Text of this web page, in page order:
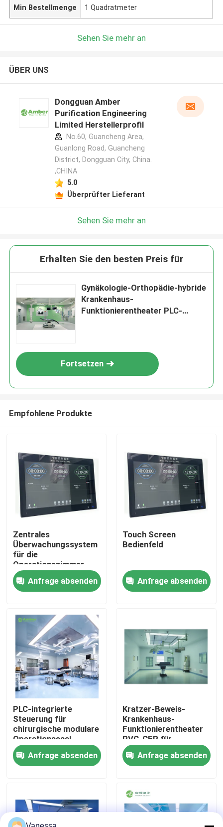
Haus
Produkte
Fabrik-Ausflug
Qualitätskontrolle
Treten Sie mit uns in Verbindung
Nachrichten
Fälle
Modularer Reinraum
Min Bestellmenge 1 Quadratmeter
Sehen Sie mehr an
ÜBER UNS
Dongguan Amber
Purification Engineering
Limited Herstellerprofil
No.60, Guancheng Area,
Guanlong Road, Guancheng
District, Dongguan City, China.
,CHINA
5.0
Überprüfter Lieferant
Sehen Sie mehr an
Erhalten Sie den besten Preis für
Gynäkologie-Orthopädie-hybride
Krankenhaus-
Funktionierentheater PLC-
Fortsetzen
Empfohlene Produkte
Zentrales
Überwachungssystem
für die
Operationszimmer -
All-in-One-
Bedienlösung mit 6-
Systemintegration
Anfrage absenden
Touch Screen
Bedienfeld
Anfrage absenden
PLC-integrierte
Steuerung für
chirurgische modulare
Operationssaal-
Komplettlösung
Anfrage absenden
Kratzer-Beweis-
Krankenhaus-
Funktionierentheater
PVC-CER für
Krankenhaus-schnelle
Versammlung
Anfrage absenden